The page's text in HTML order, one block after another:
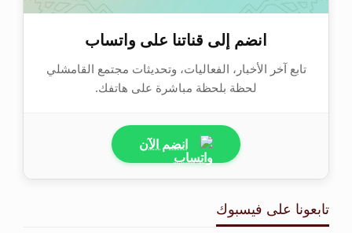
انضم إلى قناتنا على واتساب
تابع آخر الأخبار، الفعاليات، وتحديثات مجتمع القامشلي
لحظة بلحظة مباشرة على هاتفك.
انضم الآن
تابعونا على فيسبوك